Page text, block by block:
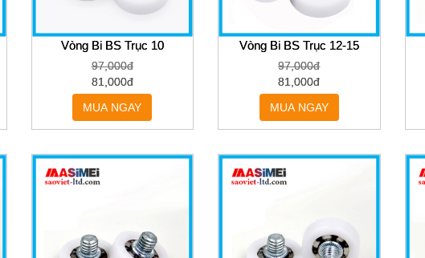
Vòng Bi BS Trục 10
97,000đ
81,000đ
MUA NGAY
Vòng Bi BS Trục 12-15
97,000đ
81,000đ
MUA NGAY